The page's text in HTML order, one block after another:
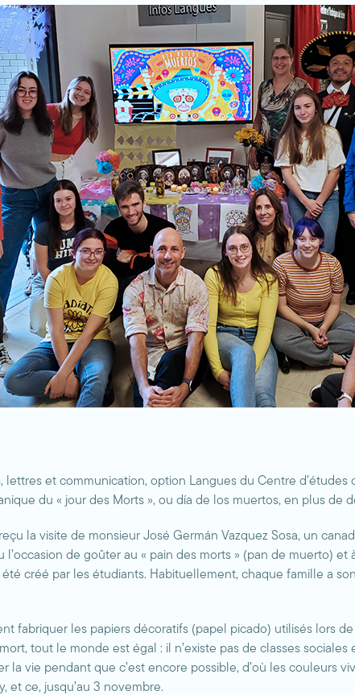
lettres et communication, option Langues du Centre
du « jour des Morts », ou día de los muertos, en plus
la visite de monsieur José Germán Vazquez Sosa, un
de goûter au « pain des morts » (pan de muerto)
créé par les étudiants. Habituellement, chaque famille a
fabriquer les papiers décoratifs (papel picado) utilisés lors
tout le monde est égal : il n’existe pas de classes
la vie pendant que c’est encore possible, d’où les couleurs
et ce, jusqu’au 3 novembre.